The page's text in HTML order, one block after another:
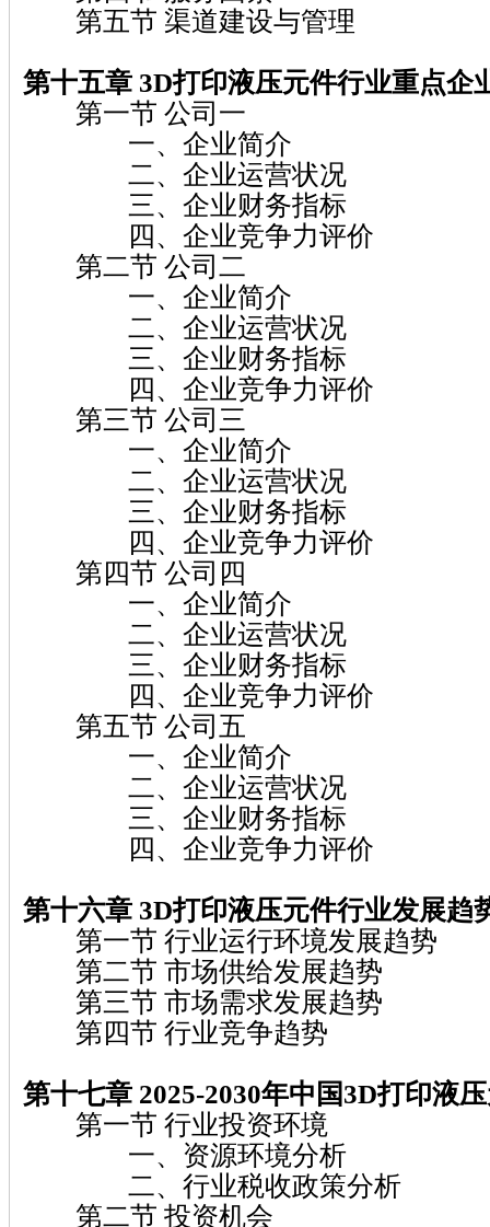
第五节 渠道建设与管理
第十五章 3D打印液压元件行业重点企
第一节 公司一
一、企业简介
二、企业运营状况
三、企业财务指标
四、企业竞争力评价
第二节 公司二
一、企业简介
二、企业运营状况
三、企业财务指标
四、企业竞争力评价
第三节 公司三
一、企业简介
二、企业运营状况
三、企业财务指标
四、企业竞争力评价
第四节 公司四
一、企业简介
二、企业运营状况
三、企业财务指标
四、企业竞争力评价
第五节 公司五
一、企业简介
二、企业运营状况
三、企业财务指标
四、企业竞争力评价
第十六章 3D打印液压元件行业发展趋
第一节 行业运行环境发展趋势
第二节 市场供给发展趋势
第三节 市场需求发展趋势
第四节 行业竞争趋势
第十七章 2025-2030年中国3D打印液
第一节 行业投资环境
一、资源环境分析
二、行业税收政策分析
第二节 投资机会